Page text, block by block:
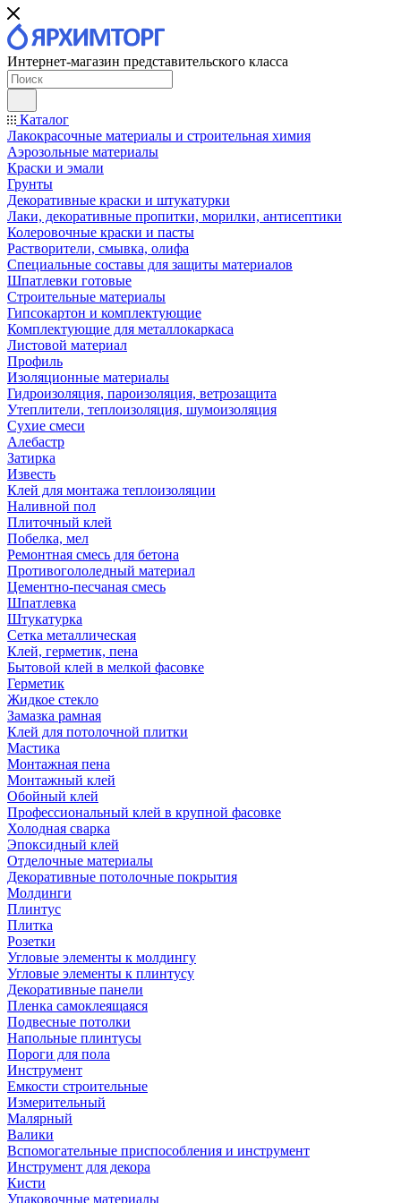
Интернет-магазин представительского класса
Каталог
Лакокрасочные материалы и строительная химия
Аэрозольные материалы
Краски и эмали
Грунты
Декоративные краски и штукатурки
Лаки, декоративные пропитки, морилки, антисептики
Колеровочные краски и пасты
Растворители, смывка, олифа
Специальные составы для защиты материалов
Шпатлевки готовые
Строительные материалы
Гипсокартон и комплектующие
Комплектующие для металлокаркаса
Листовой материал
Профиль
Изоляционные материалы
Гидроизоляция, пароизоляция, ветрозащита
Утеплители, теплоизоляция, шумоизоляция
Сухие смеси
Алебастр
Затирка
Известь
Клей для монтажа теплоизоляции
Наливной пол
Плиточный клей
Побелка, мел
Ремонтная смесь для бетона
Противогололедный материал
Цементно-песчаная смесь
Шпатлевка
Штукатурка
Сетка металлическая
Клей, герметик, пена
Бытовой клей в мелкой фасовке
Герметик
Жидкое стекло
Замазка рамная
Клей для потолочной плитки
Мастика
Монтажная пена
Монтажный клей
Обойный клей
Профессиональный клей в крупной фасовке
Холодная сварка
Эпоксидный клей
Отделочные материалы
Декоративные потолочные покрытия
Молдинги
Плинтус
Плитка
Розетки
Угловые элементы к молдингу
Угловые элементы к плинтусу
Декоративные панели
Пленка самоклеящаяся
Подвесные потолки
Напольные плинтусы
Пороги для пола
Инструмент
Емкости строительные
Измерительный
Малярный
Валики
Вспомогательные приспособления и инструмент
Инструмент для декора
Кисти
Упаковочные материалы